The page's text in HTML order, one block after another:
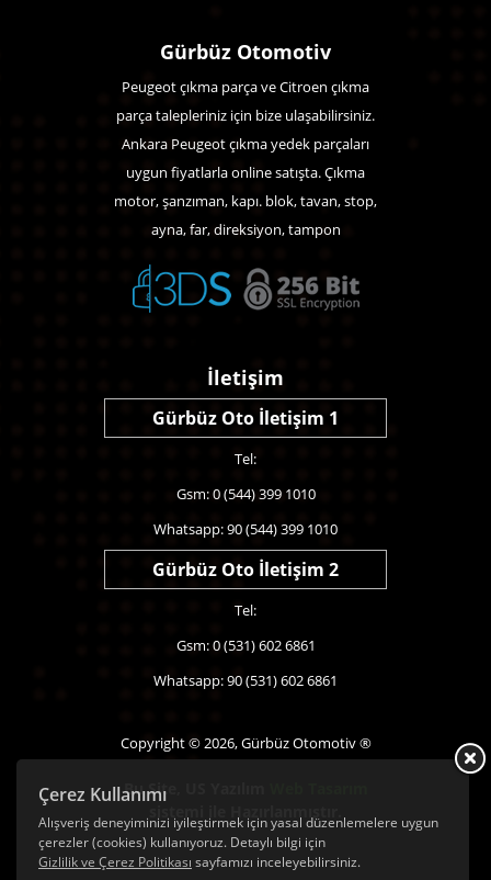
Çerez Kullanımı
Alışveriş deneyiminizi iyileştirmek için yasal düzenlemelere uygun
çerezler (cookies) kullanıyoruz. Detaylı bilgi için
Gizlilik ve Çerez Politikası sayfamızı inceleyebilirsiniz.
Gürbüz Otomotiv
Peugeot çıkma parça ve Citroen çıkma
parça talepleriniz için bize ulaşabilirsiniz.
Ankara Peugeot çıkma yedek parçaları
uygun fiyatlarla online satışta. Çıkma
motor, şanzıman, kapı. blok, tavan, stop,
ayna, far, direksiyon, tampon
İletişim
Gürbüz Oto İletişim 1
Tel:
Gsm: 0 (544) 399 1010
Whatsapp: 90 (544) 399 1010
Gürbüz Oto İletişim 2
Tel:
Gsm: 0 (531) 602 6861
Whatsapp: 90 (531) 602 6861
Copyright © 2026, Gürbüz Otomotiv ®
Bu Site,